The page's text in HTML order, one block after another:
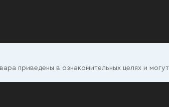
приведены в ознакомительных целях и